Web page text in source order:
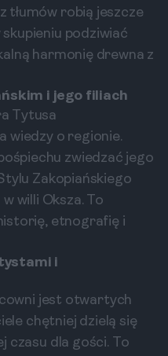
tłumów robią jeszcze
podziwiać
harmonię drewna z
i jego filiach
Tytusa
wiedzy o regionie.
zwiedzać jego
Zakopiańskiego
willi Oksza. To
etnografię i
i
jest otwartych
chętniej dzielą się
czasu dla gości. To